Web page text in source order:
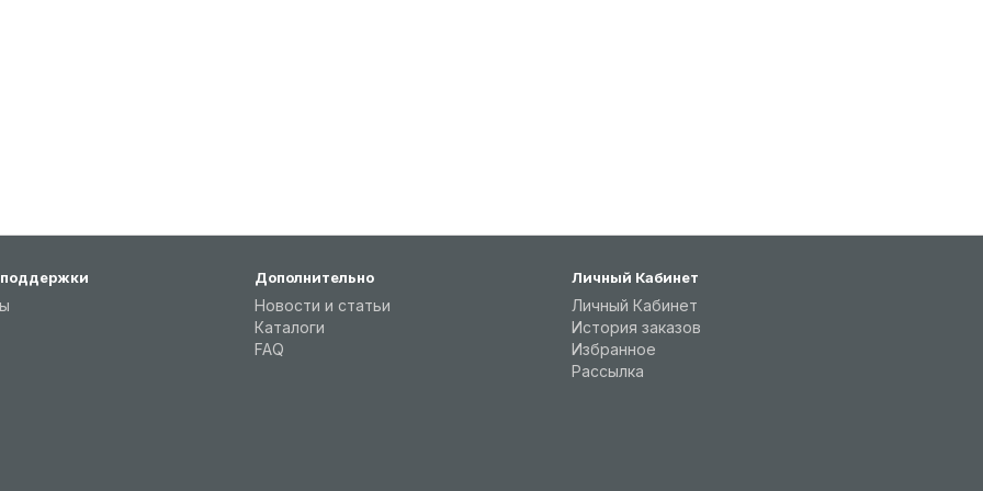
Дополнительно
Новости и статьи
Каталоги
FAQ
Личный Кабинет
Личный Кабинет
История заказов
Избранное
Рассылка